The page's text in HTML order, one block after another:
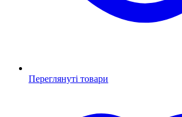
Переглянуті товари